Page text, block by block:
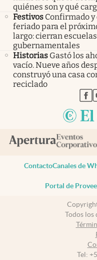
quiénes son y qué
Festivos Confirmado
feriado para el
largo: cierran
gubernamentales
Historias Gastó los
vacío. Nueve años
construyó una casa
reciclado
ContactoCanales de
Portal de
Todos los
Tel: